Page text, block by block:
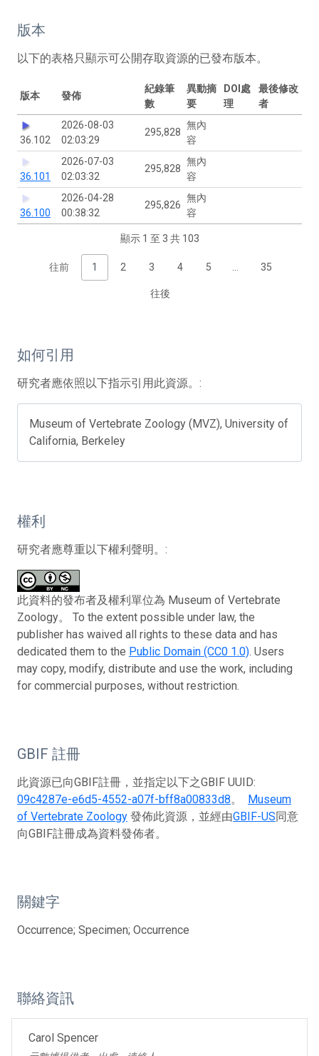
版本
以下的表格只顯示可公開存取資源的已發布版本。
版本 發佈
紀錄筆
數
異動摘
要
DOI處
理
最後修改
者
36.102
2026-08-03
02:03:29
295,828
無內
容
36.101
2026-07-03
02:03:32
295,828
無內
容
36.100
2026-04-28
00:38:32
295,826
無內
容
顯示 1 至 3 共 103
往前 1 2 3 4 5 35
往後
如何引用
研究者應依照以下指示引用此資源。:
Museum of Vertebrate Zoology (MVZ), University of
California, Berkeley
權利
研究者應尊重以下權利聲明。:
此資料的發布者及權利單位為 Museum of Vertebrate
Zoology。 To the extent possible under law, the
publisher has waived all rights to these data and has
dedicated them to the Public Domain (CC0 1.0). Users
may copy, modify, distribute and use the work, including
for commercial purposes, without restriction.
GBIF 註冊
此資源已向GBIF註冊，並指定以下之GBIF UUID:
09c4287e-e6d5-4552-a07f-bff8a00833d8。 Museum
of Vertebrate Zoology 發佈此資源，並經由GBIF-US同意
向GBIF註冊成為資料發佈者。
關鍵字
Occurrence; Specimen; Occurrence
聯絡資訊
Carol Spencer